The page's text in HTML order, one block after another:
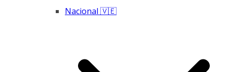
Nacional 🇻🇪